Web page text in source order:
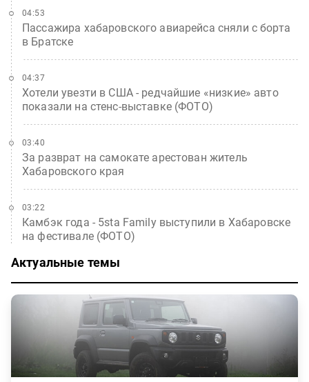
Пассажира хабаровского авиарейса сняли с борта
в Братске
04:53
Хотели увезти в США - редчайшие «низкие» авто
показали на стенс-выставке (ФОТО)
04:37
За разврат на самокате арестован житель
Хабаровского края
03:40
Камбэк года - 5sta Family выступили в Хабаровске
на фестивале (ФОТО)
03:22
Актуальные темы